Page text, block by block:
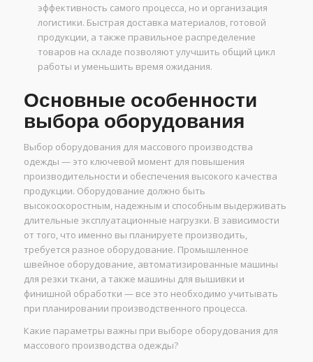
эффективность самого процесса, но и организация
логистики. Быстрая доставка материалов, готовой
продукции, а также правильное распределение
товаров на складе позволяют улучшить общий цикл
работы и уменьшить время ожидания.
Основные особенности
выбора оборудования
Выбор оборудования для массового производства
одежды — это ключевой момент для повышения
производительности и обеспечения высокого качества
продукции. Оборудование должно быть
высокоскоростным, надежным и способным выдерживать
длительные эксплуатационные нагрузки. В зависимости
от того, что именно вы планируете производить,
требуется разное оборудование. Промышленное
швейное оборудование, автоматизированные машины
для резки ткани, а также машины для вышивки и
финишной обработки — все это необходимо учитывать
при планировании производственного процесса.
Какие параметры важны при выборе оборудования для
массового производства одежды?